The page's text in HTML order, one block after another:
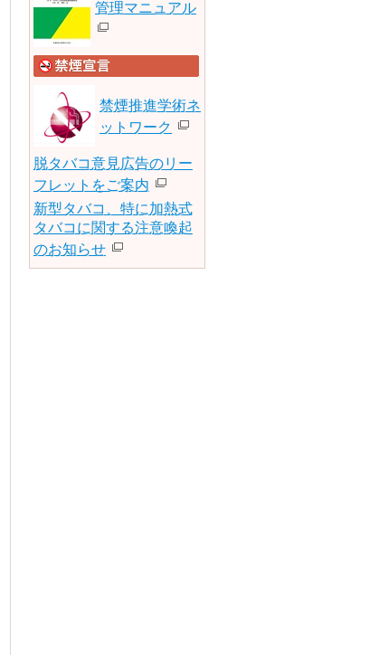
管理マニュアル
禁煙推進学術ネ
ットワーク
脱タバコ意見広告のリー
フレットをご案内
新型タバコ、特に加熱式
タバコに関する注意喚起
のお知らせ